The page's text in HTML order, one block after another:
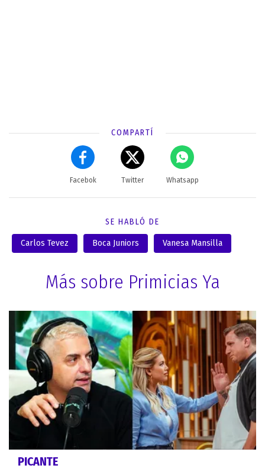
COMPARTÍ
Facebok Twitter Whatsapp
SE HABLÓ DE
Carlos Tevez Boca Juniors Vanesa Mansilla
Más sobre Primicias Ya
PICANTE